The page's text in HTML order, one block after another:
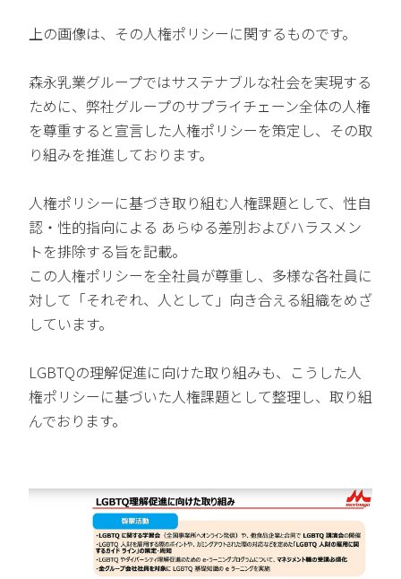
上の画像は、その人権ポリシーに関するものです。
森永乳業グループではサステナブルな社会を実現する
ために、弊社グループのサプライチェーン全体の人権
を尊重すると宣言した人権ポリシーを策定し、その取
り組みを推進しております。
人権ポリシーに基づき取り組む人権課題として、性自
認・性的指向による あらゆる差別およびハラスメン
トを排除する旨を記載。
この人権ポリシーを全社員が尊重し、多様な各社員に
対して「それぞれ、人として」向き合える組織をめざ
しています。
LGBTQの理解促進に向けた取り組みも、こうした人
権ポリシーに基づいた人権課題として整理し、取り組
んでおります。